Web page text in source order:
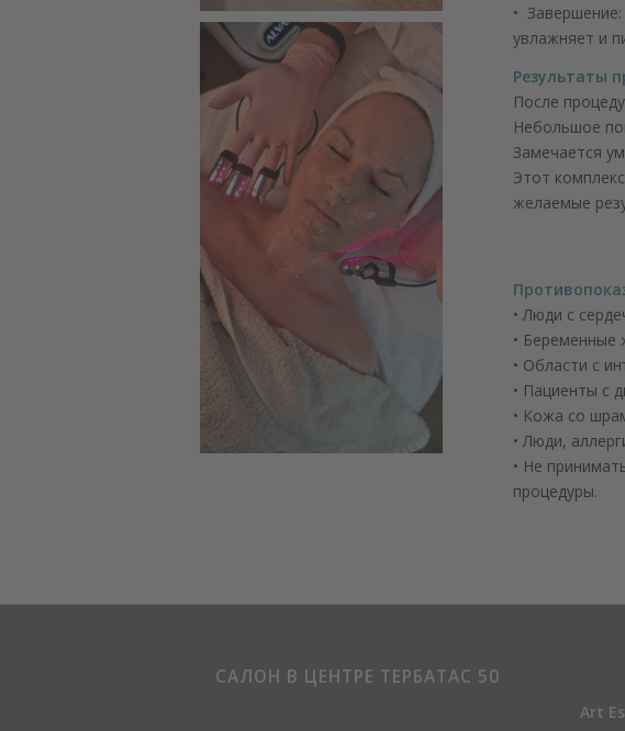
•
увлажняет и
Результаты
После
Небольшое
Замечается
Этот
желаемые
• Люди с
•
• Области с
• Пациенты с
• Кожа со
• Люди,
• Не
процедуры.
САЛОН В ЦЕНТРЕ ТЕРБАТАС 50
Art